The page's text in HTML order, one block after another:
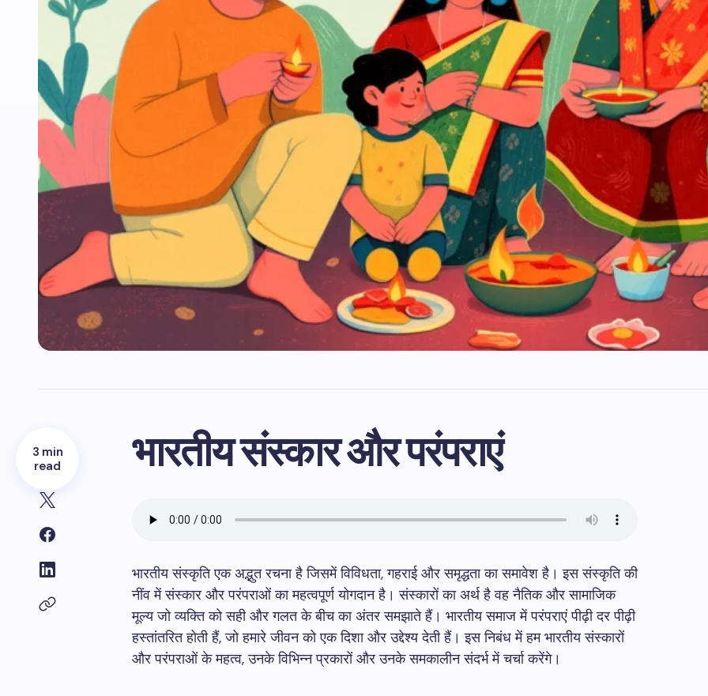
3 min
read
भारतीय संस्कार और परंपराएं
भारतीय संस्कृति एक अद्भुत रचना है जिसमें विविधता, गहराई और समृद्धता का समावेश है। इस संस्कृति की
नींव में संस्कार और परंपराओं का महत्वपूर्ण योगदान है। संस्कारों का अर्थ है वह नैतिक और सामाजिक
मूल्य जो व्यक्ति को सही और गलत के बीच का अंतर समझाते हैं। भारतीय समाज में परंपराएं पीढ़ी दर पीढ़ी
हस्तांतरित होती हैं, जो हमारे जीवन को एक दिशा और उद्देश्य देती हैं। इस निबंध में हम भारतीय संस्कारों
और परंपराओं के महत्व, उनके विभिन्न प्रकारों और उनके समकालीन संदर्भ में चर्चा करेंगे।